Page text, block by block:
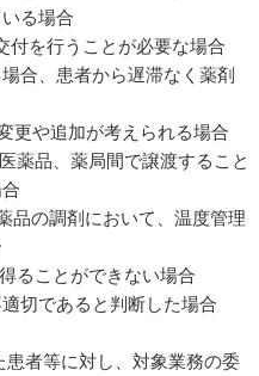
る場合
付を行うことが必要な場合
合、患者から遅滞なく薬剤
更や追加が考えられる場合
薬品、薬局間で譲渡すること
品の調剤において、温度管理
ることができない場合
切であると判断した場合
者等に対し、対象業務の委